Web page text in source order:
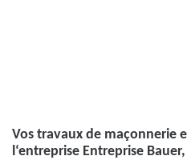
Vos travaux de maçonnerie
l‘entreprise Entreprise